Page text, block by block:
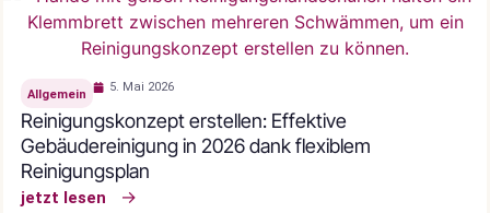
Allgemein
5. Mai 2026
Reinigungskonzept erstellen: Effektive
Gebäudereinigung in 2026 dank flexiblem
Reinigungsplan
jetzt lesen